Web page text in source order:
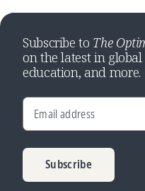
Subscribe to The
on the latest in
education, and more.
Email address
Subscribe